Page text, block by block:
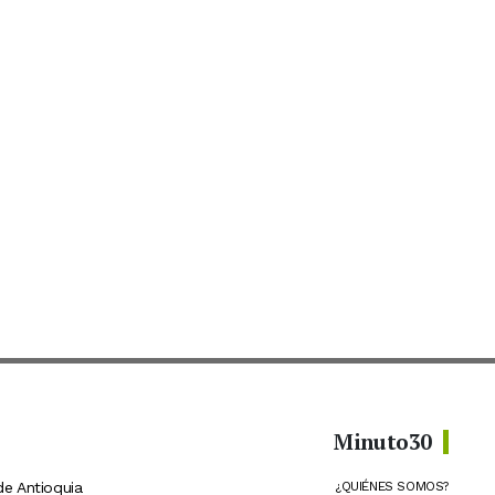
Antioquia
Minuto30
¿QUIÉNES SOMOS?